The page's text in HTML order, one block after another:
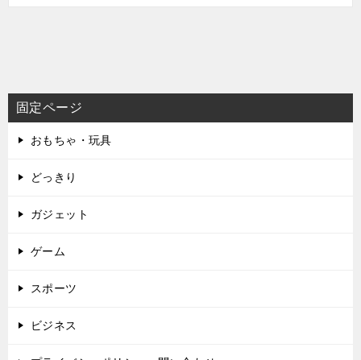
固定ページ
おもちゃ・玩具
どっきり
ガジェット
ゲーム
スポーツ
ビジネス